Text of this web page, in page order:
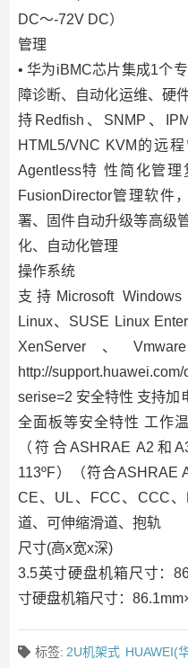
DC～-72V DC）
管理
• 华为iBMC芯片集成1个
障诊断、自动化运维、硬
持Redﬁsh、SNMP、
HTML5/VNC KVM的远
Agentless特 性简化管
FusionDirector管理软件
署、固件自动升级等高级
化、自动化管理
操作系统
支持Microsoft
Linux、SUSE Linux
XenServer、
http://
serise=2 安全特性 支持加
全面板等安全特性 工作温
（符合ASHRAE A2和
113ºF）（符合
CE、UL、FCC、CCC
道、可伸缩滑道、抱轨
尺寸(高x宽x深)
3.5英寸硬盘机箱尺寸：
寸硬盘机箱尺寸：
标签: 2U机架式 HUAWEI(